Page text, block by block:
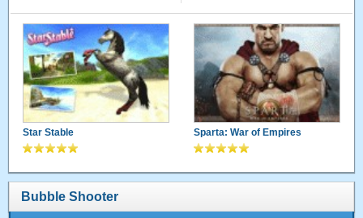
Star Stable Sparta: War of Empires
Bubble Shooter